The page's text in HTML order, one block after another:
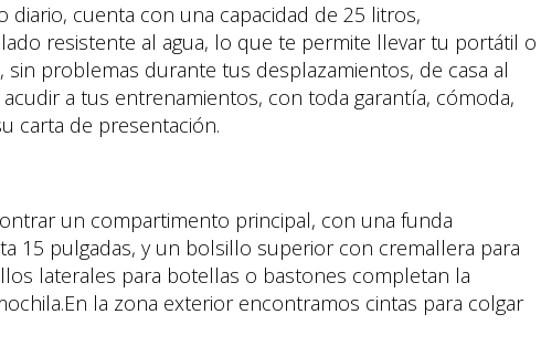
cuenta con una capacidad de 25 litros,
resistente al agua, lo que te permite llevar tu portátil o
problemas durante tus desplazamientos, de casa al
a tus entrenamientos, con toda garantía, cómoda,
carta de presentación.
un compartimento principal, con una funda
15 pulgadas, y un bolsillo superior con cremallera para
laterales para botellas o bastones completan la
la zona exterior encontramos cintas para colgar